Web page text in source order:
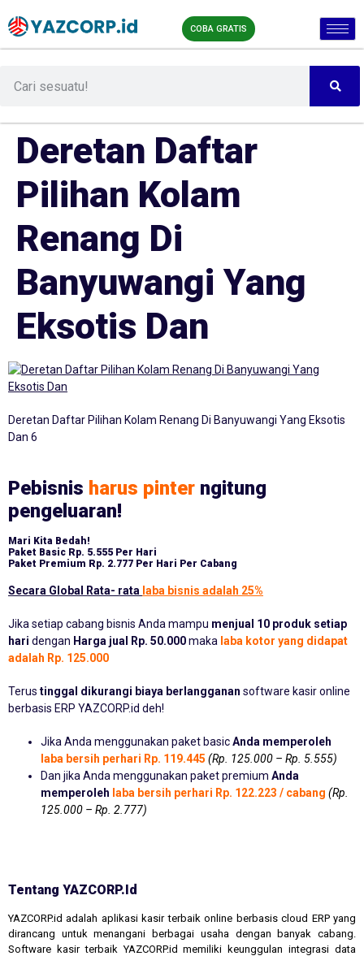
COBA GRATIS
Deretan Daftar
Pilihan Kolam
Renang Di
Banyuwangi Yang
Eksotis Dan
Deretan Daftar Pilihan Kolam Renang Di Banyuwangi Yang Eksotis
Dan 6
Pebisnis harus pinter ngitung
pengeluaran!
Mari Kita Bedah!
Paket Basic Rp. 5.555 Per Hari
Paket Premium Rp. 2.777 Per Hari Per Cabang
Secara Global Rata- rata laba bisnis adalah 25%
Jika setiap cabang bisnis Anda mampu menjual 10 produk setiap
hari dengan Harga jual Rp. 50.000maka laba kotor yang didapat
adalah Rp. 125.000
Terus tinggal dikurangi biaya berlangganan software kasir online
berbasis ERP YAZCORP.id deh!
Jika Anda menggunakan paket basicAnda memperoleh
laba bersih perhari Rp. 119.445 (Rp. 125.000 – Rp. 5.555)
Dan jika Anda menggunakan paket premium Anda
memperoleh laba bersih perhari Rp. 122.223 / cabang (Rp.
125.000 – Rp. 2.777)
Tentang YAZCORP.id
YAZCORP.id adalah aplikasi kasir terbaik online berbasis cloud ERP yang
dirancang untuk menangani berbagai usaha dengan banyak cabang.
Software kasir terbaik YAZCORP.id memiliki keunggulan integrasi data